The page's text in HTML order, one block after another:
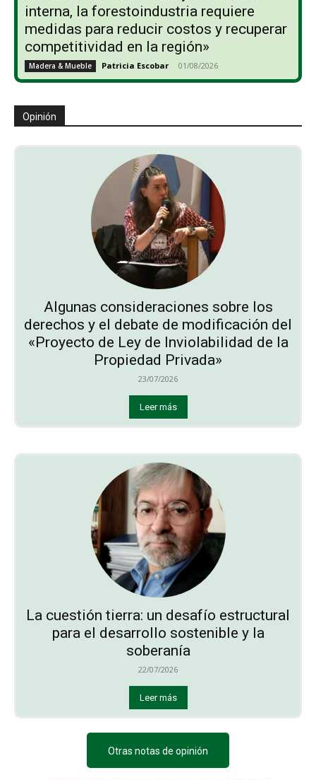
interna, la forestoindustria requiere
medidas para reducir costos y recuperar
competitividad en la región»
Madera & Mueble Patricia Escobar - 01/08/2026
Opinión
Algunas consideraciones sobre los
derechos y el debate de modificación del
«Proyecto de Ley de Inviolabilidad de la
Propiedad Privada»
23/07/2026
Leer más
La cuestión tierra: un desafío estructural
para el desarrollo sostenible y la
soberanía
22/07/2026
Leer más
Otras notas de opinión